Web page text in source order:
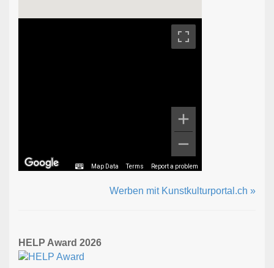
Map Data Terms Report a problem
Werben mit Kunstkulturportal.ch »
HELP Award 2026